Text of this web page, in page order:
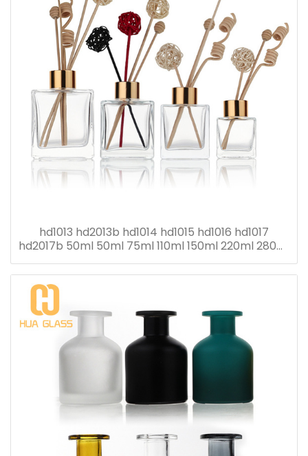
hd1013 hd2013b hd1014 hd1015 hd1016 hd1017
hd2017b 50ml 50ml 75ml 110ml 150ml 220ml 280ml
flacon diffuseur roseau